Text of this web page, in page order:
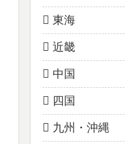
東海
近畿
中国
四国
九州・沖縄